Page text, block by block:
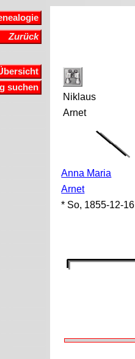
Zurück
suchen
Niklaus
Arnet
Anna Maria
Arnet
* So, 1855-12-16